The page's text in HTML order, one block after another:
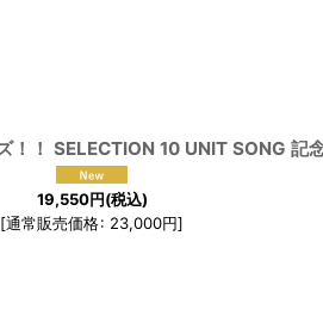
19,550円(税込)
[通常販売価格: 23,000円]